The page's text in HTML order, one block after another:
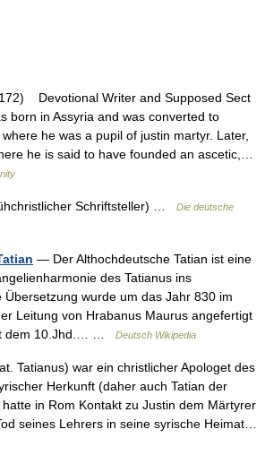
Devotional Writer and Supposed Sect
born in Assyria and was converted to
he was a pupil of justin martyr. Later,
he is said to have founded an ascetic,…
Schriftsteller) …
Die deutsche
— Der Althochdeutsche Tatian ist eine
des Tatianus ins
Übersetzung wurde um das Jahr 830 im
Leitung von Hrabanus Maurus angefertigt
dem 10.Jhd.… …
Deutsch Wikipedia
Tatianus) war ein christlicher Apologet des
Herkunft (daher auch Tatian der
in Rom Kontakt zu Justin dem Märtyrer
seines Lehrers in seine syrische Heimat…